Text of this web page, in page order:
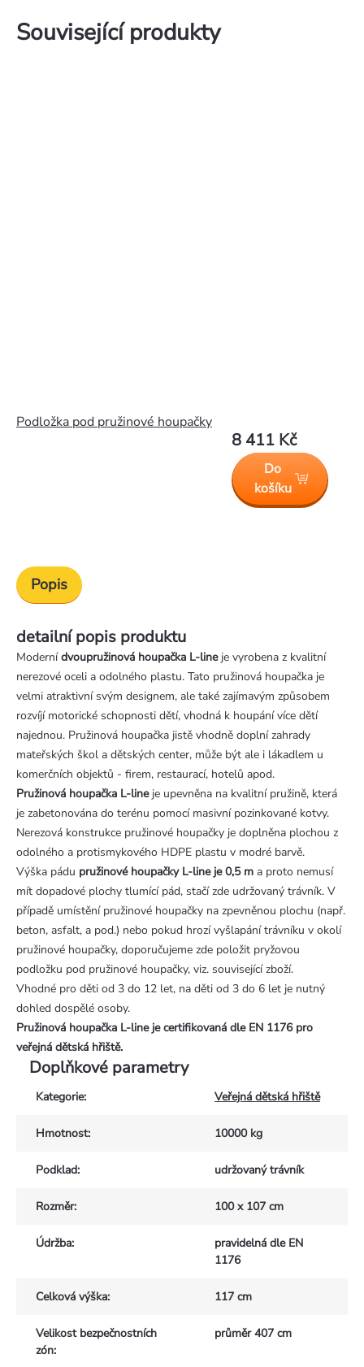
Související produkty
Podložka pod pružinové houpačky
8 411 Kč
Do
košíku
Popis
detailní popis produktu
Modernídvoupružinová houpačka L-lineje vyrobena z kvalitní
nerezové oceli a odolného plastu. Tato pružinová houpačka je
velmi atraktivní svým designem, ale také zajímavým způsobem
rozvíjí motorické schopnosti dětí, vhodná k houpání více dětí
najednou. Pružinová houpačka jistě vhodně doplní zahrady
mateřských škol a dětských center, může být ale i lákadlem u
komerčních objektů - firem, restaurací, hotelů apod.
Pružinová houpačka L-lineje upevněna na kvalitní pružině, která
je zabetonována do terénu pomocí masivní pozinkované kotvy.
Nerezová konstrukce pružinové houpačky je doplněna plochou z
odolného a protismykového HDPE plastu v modré barvě.
Výška pádu pružinové houpačky L-line je 0,5 m a proto nemusí
mít dopadové plochy tlumící pád, stačí zde udržovaný trávník. V
případě umístění pružinové houpačky na zpevněnou plochu (např.
beton, asfalt, a pod.) nebo pokud hrozí vyšlapání trávníku v okolí
pružinové houpačky, doporučujeme zde položit pryžovou
podložku pod pružinové houpačky, viz. související zboží.
Vhodné pro děti od 3 do 12 let, na děti od 3 do 6 let je nutný
dohled dospělé osoby.
Pružinová houpačka L-line je certifikovaná dle EN 1176 pro
veřejná dětská hřiště.
Doplňkové parametry
Kategorie: Veřejná dětská hřiště
Hmotnost: 10000 kg
Podklad: udržovaný trávník
Rozměr: 100 x 107 cm
Údržba:
pravidelná dle EN
1176
Celková výška: 117 cm
Velikost bezpečnostních
zón:
průměr 407 cm